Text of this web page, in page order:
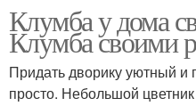
Клумба у дома
Клумба своими
Придать дворику уютный и
просто. Небольшой